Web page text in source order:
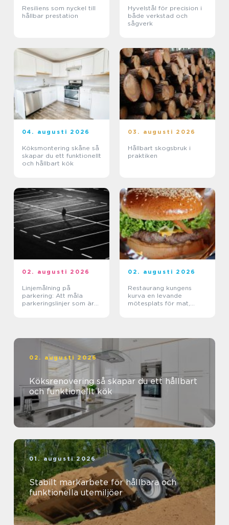
Resiliens som nyckel till
hållbar prestation
Hyvelstål för precision i
både verkstad och
sågverk
04. augusti 2026
Köksmontering skåne så
skapar du ett funktionellt
och hållbart kök
03. augusti 2026
Hållbart skogsbruk i
praktiken
02. augusti 2026
Linjemålning på
parkering: Att måla
parkeringslinjer som är
02. augusti 2026
Restaurang kungens
kurva en levande
mötesplats för mat,
02. augusti 2026
Köksrenovering så skapar du ett hållbart
och funktionellt kök
01. augusti 2026
Stabilt markarbete för hållbara och
funktionella utemiljöer